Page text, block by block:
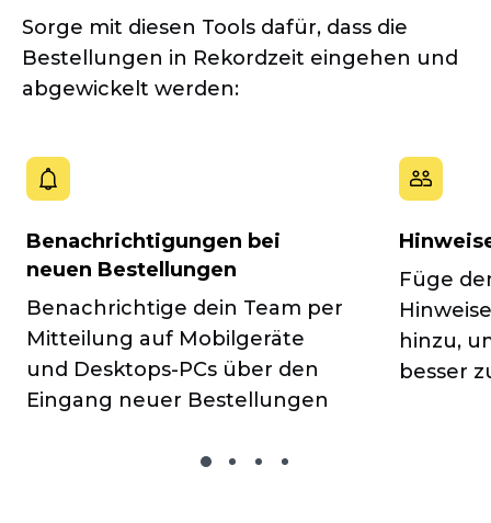
Sorge mit diesen Tools dafür, dass die
Bestellungen in Rekordzeit eingehen und
abgewickelt werden:
Benachrichtigungen bei
neuen Bestellungen
Benachrichtige dein Team per
Mitteilung auf Mobilgeräte
und Desktops-PCs über den
Eingang neuer Bestellungen
Füge
hinzu,
besser